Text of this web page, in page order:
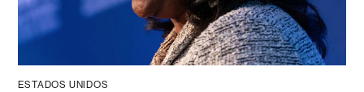
ESTADOS UNIDOS